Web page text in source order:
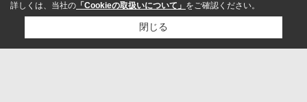
詳しくは、当社の 「Cookieの取扱いについて」 をご確認ください。
閉じる